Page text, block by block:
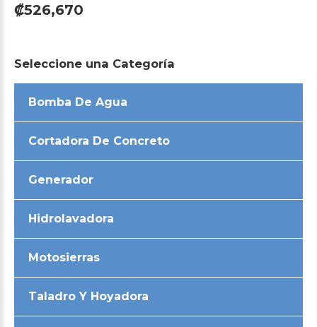
₡526,670
Seleccione una Categoría
Bomba De Agua
Cortadora De Concreto
Generador
Hidrolavadora
Motosierras
Taladro Y Hoyadora